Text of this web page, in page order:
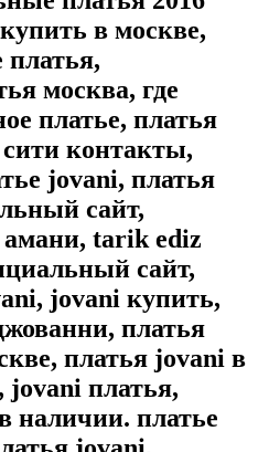
в москве,
платья,
москва, где
платье, платья
контакты,
jovani, платья
сайт,
tarik ediz
сайт,
jovani купить,
платья
платья jovani в
jovani платья,
наличии. платье